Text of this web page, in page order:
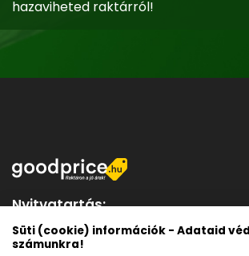
hazaviheted raktárról!
Nyitvatartás:
Hétfőtől - Péntekig: 09:00-17:30
Süti (cookie) információk - Adataid
számunkra!